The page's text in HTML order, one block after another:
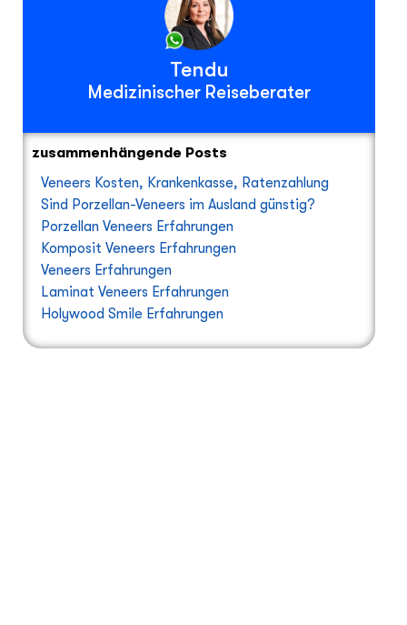
Tendu
Medizinischer Reiseberater
zusammenhängende Posts
Veneers Kosten, Krankenkasse, Ratenzahlung
Sind Porzellan-Veneers im Ausland günstig?
Porzellan Veneers Erfahrungen
Komposit Veneers Erfahrungen
Veneers Erfahrungen
Laminat Veneers Erfahrungen
Holywood Smile Erfahrungen